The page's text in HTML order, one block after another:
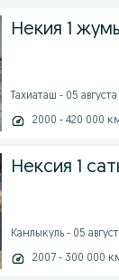
Некия 1
Тахиаташ - 05
2000 - 420 000
Нексия 1
Канлыкуль - 05
2007 - 300 000